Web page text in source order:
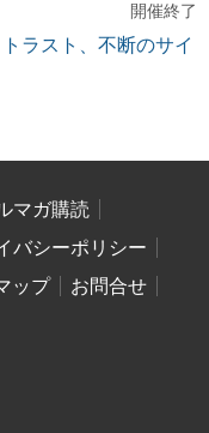
開催終了
ラスト、不断のサイ
マガ購読
バシーポリシー
ップ
お問合せ